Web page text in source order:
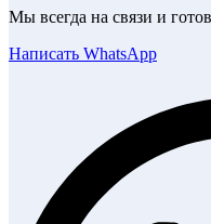
Мы всегда на связи и
Написать WhatsApp